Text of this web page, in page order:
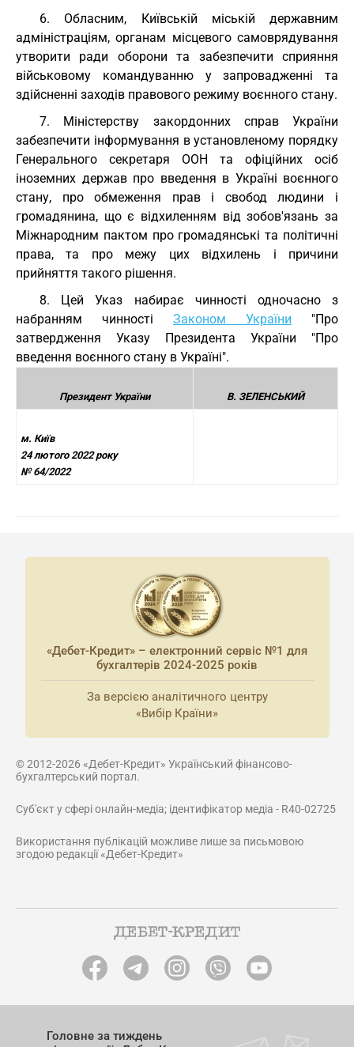
6. Обласним, Київській міській державним
адміністраціям, органам місцевого самоврядування
утворити ради оборони та забезпечити сприяння
військовому командуванню у запровадженні та
здійсненні заходів правового режиму воєнного стану.
7. Міністерству закордонних справ України
забезпечити інформування в установленому порядку
Генерального секретаря ООН та офіційних осіб
іноземних держав про введення в Україні воєнного
стану, про обмеження прав і свобод людини і
громадянина, що є відхиленням від зобов'язань за
Міжнародним пактом про громадянські та політичні
права, та про межу цих відхилень і причини
прийняття такого рішення.
8. Цей Указ набирає чинності одночасно з
набранням чинності Законом України "Про
затвердження Указу Президента України "Про
введення воєнного стану в Україні".
Президент України В. ЗЕЛЕНСЬКИЙ
м. Київ
24 лютого 2022 року
№ 64/2022
«Дебет-Кредит» – електронний сервіс №1 для
бухгалтерів 2024-2025 років
За версією аналітичного центру
«Вибір Країни»
© 2012-2026 «Дебет-Кредит» Український фінансово-
бухгалтерський портал.
Суб'єкт у сфері онлайн-медіа; ідентифікатор медіа - R40-02725
Використання публікацій можливе лише за письмовою
згодою редакції «Дебет-Кредит»
Головне за тиждень